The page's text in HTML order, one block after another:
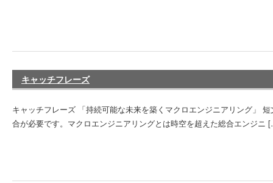
キャッチフレーズ
キャッチフレーズ 「持続可能な未来を築くマクロエンジニアリング」
合が必要です。マクロエンジニアリングとは時空を超えた総合エンジニ